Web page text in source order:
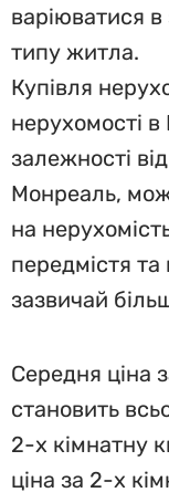
варіюватися в
типу житла.
Купівля
нерухомості
залежності
Монреаль,
на
передмістя
зазвичай
Середня ціна
становить
2-х кімнатну
ціна за 2-х